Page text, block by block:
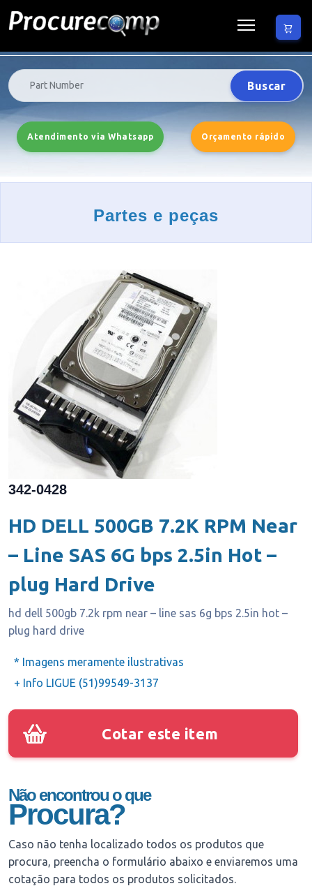
Buscar
Atendimento via Whatsapp Orçamento rápido
Partes e peças
342-0428
HD DELL 500GB 7.2K RPM Near
– Line SAS 6G bps 2.5in Hot –
plug Hard Drive
hd dell 500gb 7.2k rpm near – line sas 6g bps 2.5in hot –
plug hard drive
* Imagens meramente ilustrativas
+ Info LIGUE (51)99549-3137
Cotar este item
Não encontrou o que
Procura?
Caso não tenha localizado todos os produtos que
procura, preencha o formulário abaixo e enviaremos uma
cotação para todos os produtos solicitados.